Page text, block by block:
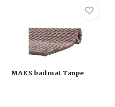
MAKS badmat Taupe